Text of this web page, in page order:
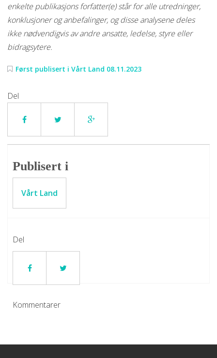
enkelte publikasjons forfatter(e) står for alle utredninger,
konklusjoner og anbefalinger, og disse analysene deles
ikke nødvendigvis av andre ansatte, ledelse, styre eller
bidragsytere.
Først publisert i Vårt Land 08.11.2023
Del
Publisert i
Vårt Land
Del
Kommentarer